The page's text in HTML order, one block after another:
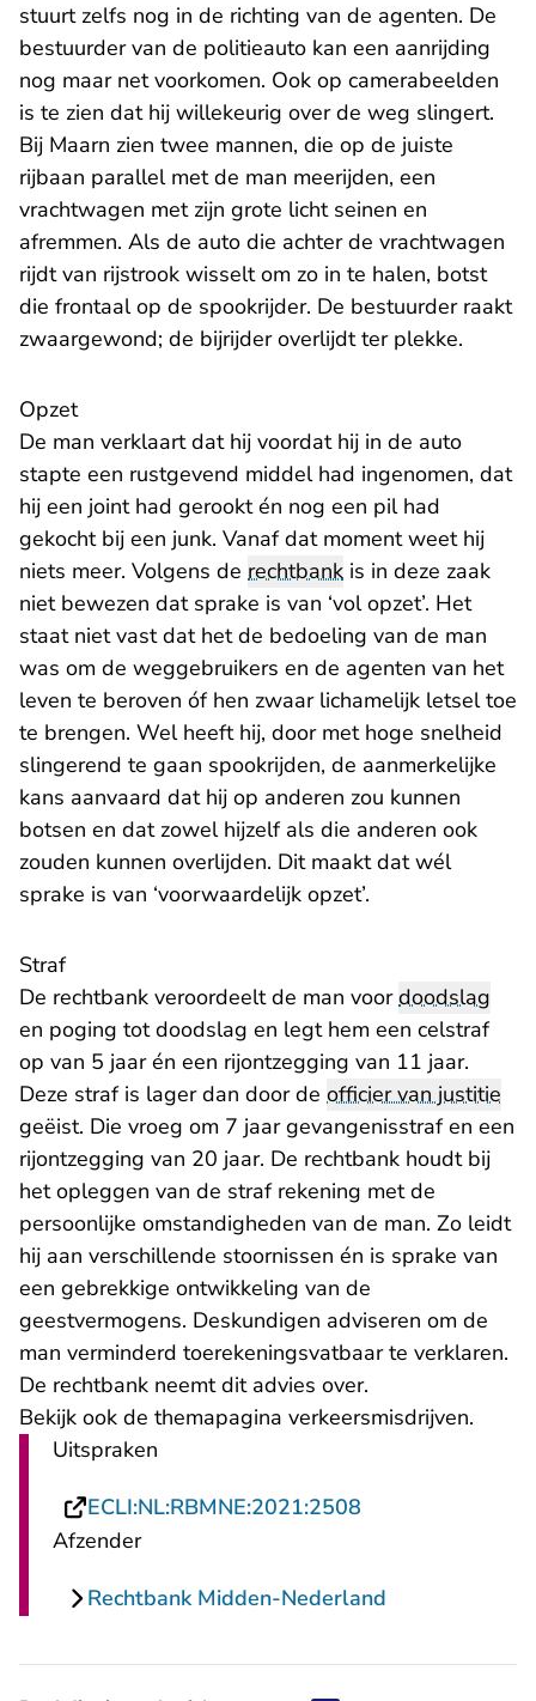
stuurt zelfs nog in de richting van de agenten. De
bestuurder van de politieauto kan een aanrijding
nog maar net voorkomen. Ook op camerabeelden
is te zien dat hij willekeurig over de weg slingert.
Bij Maarn zien twee mannen, die op de juiste
rijbaan parallel met de man meerijden, een
vrachtwagen met zijn grote licht seinen en
afremmen. Als de auto die achter de vrachtwagen
rijdt van rijstrook wisselt om zo in te halen, botst
die frontaal op de spookrijder. De bestuurder raakt
zwaargewond; de bijrijder overlijdt ter plekke.
Opzet
De man verklaart dat hij voordat hij in de auto
stapte een rustgevend middel had ingenomen, dat
hij een joint had gerookt én nog een pil had
gekocht bij een junk. Vanaf dat moment weet hij
niets meer. Volgens de rechtbank is in deze zaak
niet bewezen dat sprake is van ‘vol opzet’. Het
staat niet vast dat het de bedoeling van de man
was om de weggebruikers en de agenten van het
leven te beroven óf hen zwaar lichamelijk letsel toe
te brengen. Wel heeft hij, door met hoge snelheid
slingerend te gaan spookrijden, de aanmerkelijke
kans aanvaard dat hij op anderen zou kunnen
botsen en dat zowel hijzelf als die anderen ook
zouden kunnen overlijden. Dit maakt dat wél
sprake is van ‘voorwaardelijk opzet’.
Straf
De rechtbank veroordeelt de man voordoodslag
en poging tot doodslag en legt hem een celstraf
op van 5 jaar én een rijontzegging van 11 jaar.
Deze straf is lager dan door de officier van justitie
geëist. Die vroeg om 7 jaar gevangenisstraf en een
rijontzegging van 20 jaar. De rechtbank houdt bij
het opleggen van de straf rekening met de
persoonlijke omstandigheden van de man. Zo leidt
hij aan verschillende stoornissen én is sprake van
een gebrekkige ontwikkeling van de
geestvermogens. Deskundigen adviseren om de
man verminderd toerekeningsvatbaar te verklaren.
De rechtbank neemt dit advies over.
Bekijk ook de themapagina verkeersmisdrijven.
Uitspraken
ECLI:NL:RBMNE:2021:2508
Afzender
Rechtbank Midden-Nederland